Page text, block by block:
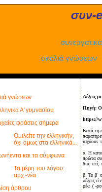
συν-e-
σκαλιά γνώσεων
γνώσεων
Α΄γυμνασίου
φράσεις σήμερα
Ομιλείτε την ελληνικήν,
όχι όμως στα ελληνικά...
και τα σύμφωνα
Τα μέρη του λόγου:
αρχ.-νέα
άρθρου
Λέξεις
Πηγή:
https://
Κατά τη
ισχύουν
α. Η
πρώτα
διά, επί,
β. Το β΄
λέξεις
ρέω ( -